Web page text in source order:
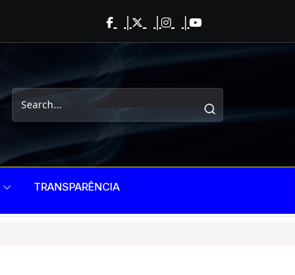
TRANSPARÊNCIA